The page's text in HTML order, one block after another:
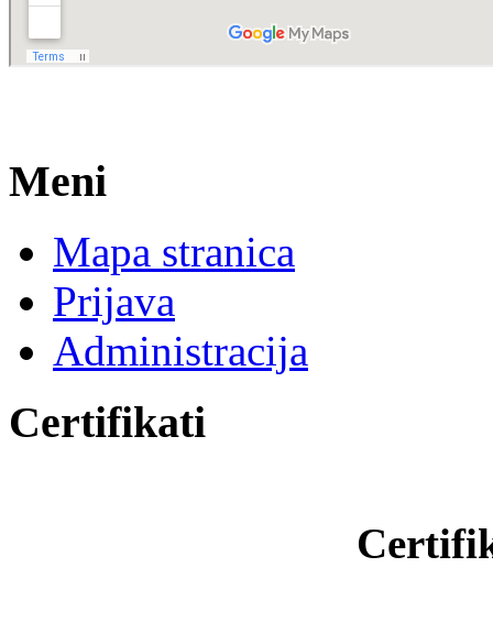
Meni
Mapa stranica
Prijava
Administracija
Certifikati